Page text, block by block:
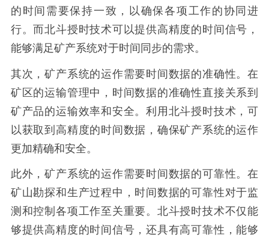
的时间需要保持一致，以确保各项工作的协同进
行。而北斗授时技术可以提供高精度的时间信号，
能够满足矿产系统对于时间同步的需求。
其次，矿产系统的运作需要时间数据的准确性。在
矿区的运输管理中，时间数据的准确性直接关系到
矿产品的运输效率和安全。利用北斗授时技术，可
以获取到高精度的时间数据，确保矿产系统的运作
更加精确和安全。
此外，矿产系统的运作需要时间数据的可靠性。在
矿山勘探和生产过程中，时间数据的可靠性对于监
测和控制各项工作至关重要。北斗授时技术不仅能
够提供高精度的时间信号，还具有高可靠性，能够